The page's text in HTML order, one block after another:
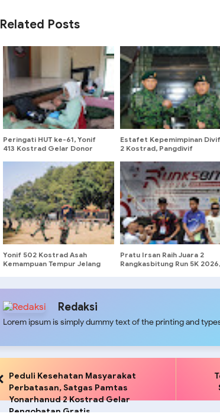
Related Posts
Peringati HUT ke-61, Yonif
413 Kostrad Gelar Donor
Estafet Kepemimpinan Divif
2 Kostrad, Pangdivif
Profesionalisme
Yonif 502 Kostrad Asah
Kemampuan Tempur Jelang
Pratu Irsan Raih Juara 2
Rangkasbitung Run 5K 2026,
Redaksi
Lorem ipsum is simply dummy text of the printing and
Peduli Kesehatan Masyarakat
Perbatasan, Satgas Pamtas
Yonarhanud 2 Kostrad Gelar
Pengobatan Gratis